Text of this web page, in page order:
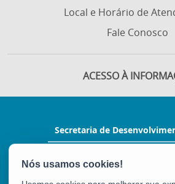
Local e Horário de
Fale Conosco
ACESSO À
Secretaria de
Enseada, 2º andar -